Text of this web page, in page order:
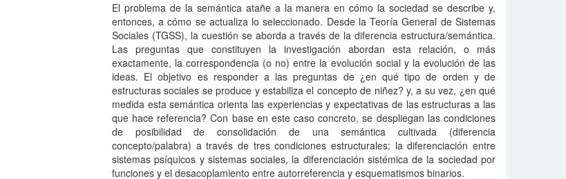
El problema de la semántica atañe a la manera en cómo la sociedad se describe y,
entonces, a cómo se actualiza lo seleccionado. Desde la Teoría General de Sistemas
Sociales (TGSS), la cuestión se aborda a través de la diferencia estructura/semántica.
Las preguntas que constituyen la investigación abordan esta relación, o más
exactamente, la correspondencia (o no) entre la evolución social y la evolución de las
ideas. El objetivo es responder a las preguntas de ¿en qué tipo de orden y de
estructuras sociales se produce y estabiliza el concepto de niñez? y, a su vez, ¿en qué
medida esta semántica orienta las experiencias y expectativas de las estructuras a las
que hace referencia? Con base en este caso concreto, se despliegan las condiciones
de posibilidad de consolidación de una semántica cultivada (diferencia
concepto/palabra) a través de tres condiciones estructurales: la diferenciación entre
sistemas psíquicos y sistemas sociales, la diferenciación sistémica de la sociedad por
funciones y el desacoplamiento entre autorreferencia y esquematismos binarios.